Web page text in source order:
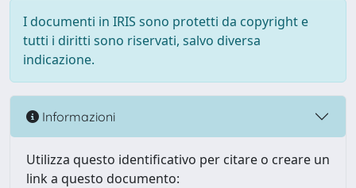
I documenti in IRIS sono protetti da copyright e
tutti i diritti sono riservati, salvo diversa
indicazione.
Informazioni
Utilizza questo identificativo per citare o creare un
link a questo documento: